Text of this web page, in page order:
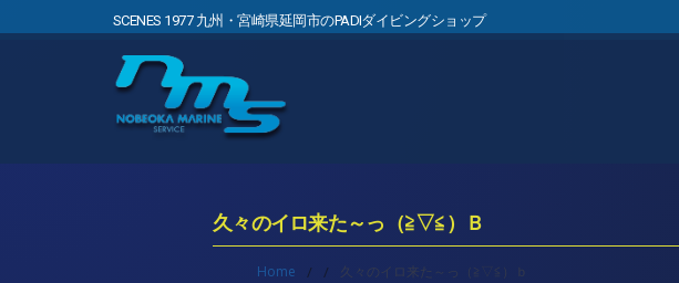
SCENES 1977 九州・宮崎県延岡市のPADIダイビングショップ
久々のイロ来た～っ（≧▽≦）Ｂ
Home / / 久々のイロ来た～っ（≧▽≦）ｂ